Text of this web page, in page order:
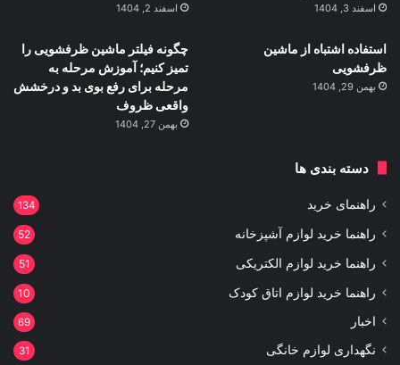
اسفند 3, 1404 اسفند 2, 1404
استفاده اشتباه از ماشین
ظرفشویی
بهمن 29, 1404
چگونه فیلتر ماشین ظرفشویی را
تمیز کنیم؛ آموزش مرحله به
مرحله برای رفع بوی بد و درخشش
واقعی ظروف
بهمن 27, 1404
دسته بندی ها
راهنمای خرید 134
راهنما خرید لوازم آشپزخانه 52
راهنما خرید لوازم الکتریکی 51
راهنما خرید لوازم اتاق کودک 10
اخبار 69
نگهداری لوازم خانگی 31